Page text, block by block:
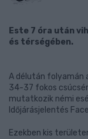
Este 7 óra után
és térségében.
A délután folyamán
34-37 fokos
mutatkozik némi
Időjárásjelentés
Ezekben kis